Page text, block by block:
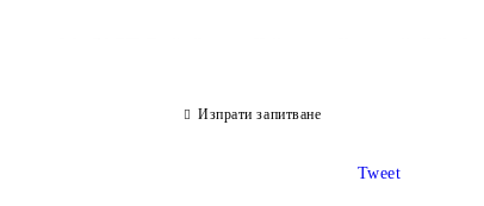
Изпрати запитване
Tweet